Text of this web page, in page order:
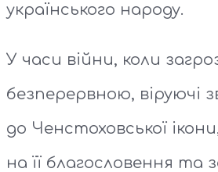
українського народу.
У часи війни, коли
безперервною, віруючі
до Ченстоховської
на її благословення та